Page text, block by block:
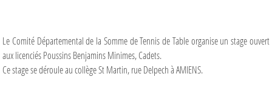
Le Comité Départemental de la Somme de Tennis de Table organise un stage ouvert
aux licenciés Poussins Benjamins Minimes, Cadets.
Ce stage se déroule au collège St Martin, rue Delpech à AMIENS.